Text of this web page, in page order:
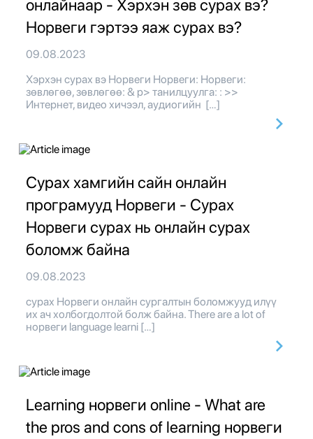
онлайнаар - Хэрхэн зөв сурах вэ?
Норвеги гэртээ яаж сурах вэ?
09.08.2023
Хэрхэн сурах вэ Норвеги Норвеги: Норвеги:
зөвлөгөө, зөвлөгөө: & p> танилцуулга: : >>
Интернет, видео хичээл, аудиогийн […]
Сурах хамгийн сайн онлайн
програмууд Норвеги - Сурах
Норвеги сурах нь онлайн сурах
боломж байна
09.08.2023
сурах Норвеги онлайн сургалтын боломжууд илүү
их ач холбогдолтой болж байна. There are a lot of
норвеги language learni […]
Learning норвеги online - What are
the pros and cons of learning норвеги